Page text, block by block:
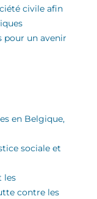
civile afin
pour un avenir
en Belgique,
sociale et
les
contre les